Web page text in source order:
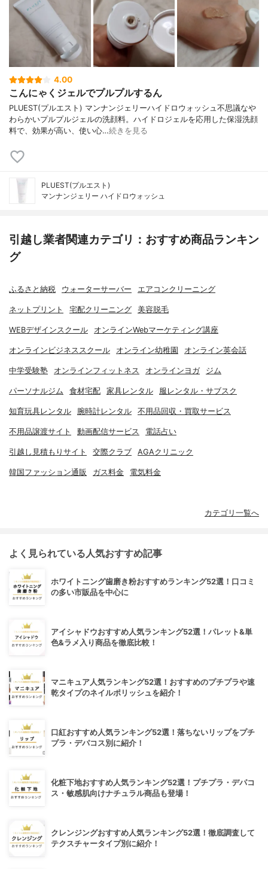
4.00
こんにゃくジェルでプルプルするん
PLUEST(プルエスト) マンナンジェリーハイドロウォッシュ不思議なや
わらかいプルプルジェルの洗顔料。ハイドロジェルを応用した保湿洗顔
料で、効果が高い、使い心…続きを見る
PLUEST(プルエスト)
マンナンジェリー ハイドロウォッシュ
引越し業者関連カテゴリ：おすすめ商品ランキン
グ
ふるさと納税 ウォーターサーバー エアコンクリーニング
ネットプリント 宅配クリーニング 美容脱毛
WEBデザインスクール オンラインWebマーケティング講座
オンラインビジネススクール オンライン幼稚園 オンライン英会話
中学受験塾 オンラインフィットネス オンラインヨガ ジム
パーソナルジム 食材宅配 家具レンタル 服レンタル・サブスク
知育玩具レンタル 腕時計レンタル 不用品回収・買取サービス
不用品譲渡サイト 動画配信サービス 電話占い
引越し見積もりサイト 交際クラブ AGAクリニック
韓国ファッション通販 ガス料金 電気料金
カテゴリ一覧へ
よく見られている人気おすすめ記事
ホワイトニング歯磨き粉おすすめランキング52選！口コミ
の多い市販品を中心に
アイシャドウおすすめ人気ランキング52選！パレット&単
色&ラメ入り商品を徹底比較！
マニキュア人気ランキング52選！おすすめのプチプラや速
乾タイプのネイルポリッシュを紹介！
口紅おすすめ人気ランキング52選！落ちないリップをプチ
プラ・デパコス別に紹介！
化粧下地おすすめ人気ランキング52選！プチプラ・デパコ
ス・敏感肌向けナチュラル商品も登場！
クレンジングおすすめ人気ランキング52選！徹底調査して
テクスチャータイプ別に紹介！